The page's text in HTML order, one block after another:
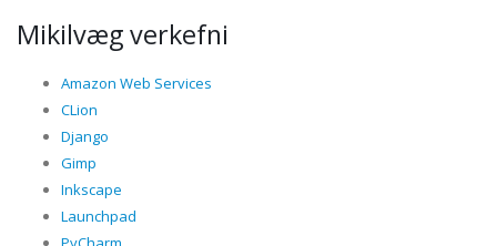
Mikilvæg verkefni
Amazon Web Services
CLion
Django
Gimp
Inkscape
Launchpad